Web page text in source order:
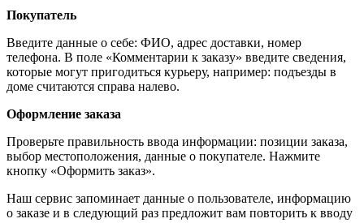
Покупатель
Введите данные о себе: ФИО, адрес доставки, номер
телефона. В поле «Комментарии к заказу» введите сведения,
которые могут пригодиться курьеру, например: подъезды в
доме считаются справа налево.
Оформление заказа
Проверьте правильность ввода информации: позиции заказа,
выбор местоположения, данные о покупателе. Нажмите
кнопку «Оформить заказ».
Наш сервис запоминает данные о пользователе, информацию
о заказе и в следующий раз предложит вам повторить к вводу